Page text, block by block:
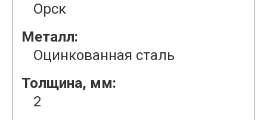
Орск
Металл:
Оцинкованная сталь
Толщина, мм:
2